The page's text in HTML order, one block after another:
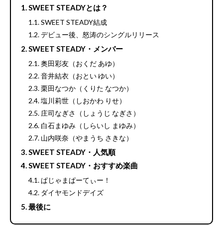
SWEET STEADYとは？
SWEET STEADY結成
デビュー後、怒涛のシングルリリース
SWEET STEADY・メンバー
奥田彩友（おくだ あゆ）
音井結衣（おとい ゆい）
栗田なつか（くりた なつか）
塩川莉世（しおかわ りせ）
庄司なぎさ（しょうじ なぎさ）
白石まゆみ（しらいし まゆみ）
山内咲奈（やまうち さきな）
SWEET STEADY・人気順
SWEET STEADY・おすすめ楽曲
ぱじゃまぱーてぃー！
ダイヤモンドデイズ
最後に